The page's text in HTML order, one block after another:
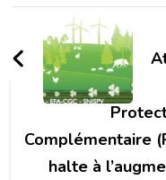
Navigation
d'article
Complémentaire
halte à